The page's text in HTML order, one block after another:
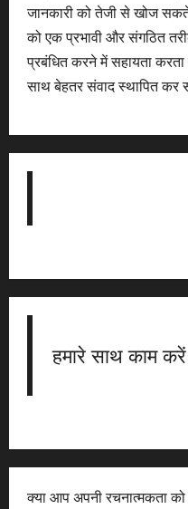
जानकारी को तेजी से खोज
को एक प्रभावी और संगठित
प्रबंधित करने में सहायता
साथ बेहतर संवाद स्थापित
हमारे साथ काम करें
क्या आप अपनी रचनात्मकता